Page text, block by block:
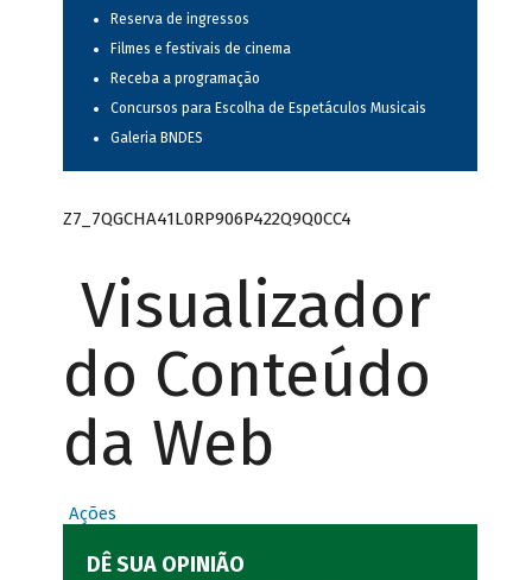
Reserva de ingressos
Filmes e festivais de cinema
Receba a programação
Concursos para Escolha de Espetáculos Musicais
Galeria BNDES
Z7_7QGCHA41L0RP906P422Q9Q0CC4
Visualizador
do Conteúdo
da Web
Ações
DÊ SUA OPINIÃO